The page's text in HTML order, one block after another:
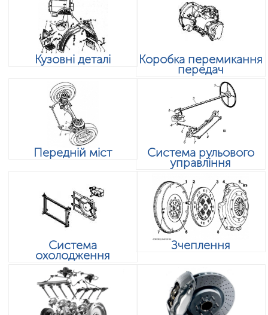
Кузовні деталі Коробка перемикання
передач
Передній міст Система рульового
управління
Система
охолодження
Зчеплення